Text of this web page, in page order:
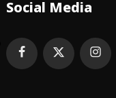
Social Media